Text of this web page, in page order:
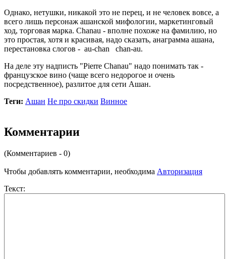
Однако, нетушки, никакой это не перец, и не человек вовсе, а
всего лишь персонаж ашанской мифологии, маркетинговый
ход, торговая марка. Chanau - вполне похоже на фамилию, но
это простая, хотя и красивая, надо сказать, анаграмма ашана,
перестановка слогов - au-chan chan-au.
На деле эту надписть "Pierre Chanau" надо понимать так -
французское вино (чаще всего недорогое и очень
посредственное), разлитое для сети Ашан.
Теги: Ашан Не про скидки Винное
Комментарии
(Комментариев - 0)
Чтобы добавлять комментарии, необходима Авторизация
Текст: